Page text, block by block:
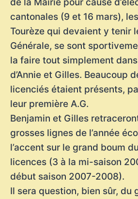
cantonales (9 et 16 mars),
Tourèze qui devaient y tenir
Générale, se sont
la faire tout simplement
d’Annie et Gilles. Beaucoup
licenciés étaient présents,
leur première A.G.
Benjamin et Gilles
grosses lignes de l’année
l’accent sur le grand boum
licences (3 à la mi-saison
début saison 2007-2008).
Il sera question, bien sûr, du